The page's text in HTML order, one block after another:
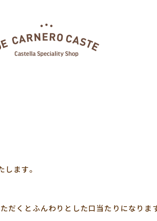
ます。
だくとふんわりとした口当たりになりま